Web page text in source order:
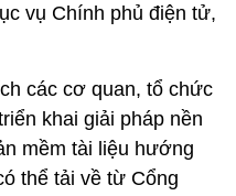
vụ Chính phủ điện tử,
các cơ quan, tổ chức
khai giải pháp nền
mềm tài liệu hướng
thể tải về từ Cổng